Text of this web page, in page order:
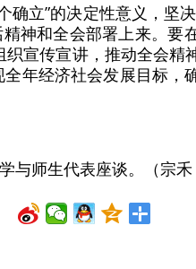
立”的决定性意义，坚
神和全会部署上来。要
宣传宣讲，推动全会精
年经济社会发展目标，
师生代表座谈。（宗禾